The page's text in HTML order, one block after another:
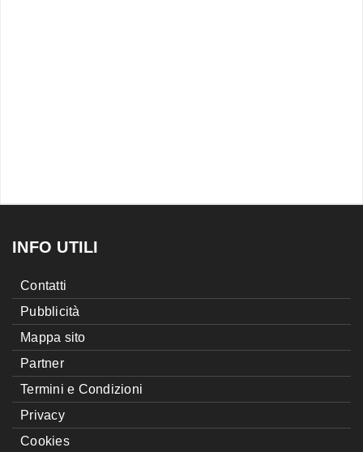
INFO UTILI
Contatti
Pubblicità
Mappa sito
Partner
Termini e Condizioni
Privacy
Cookies